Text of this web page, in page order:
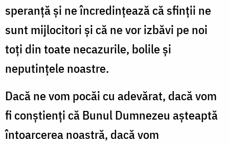
speranță și ne încredințează că sfinții ne
sunt mijlocitori și că ne vor izbăvi pe noi
toți din toate necazurile, bolile și
neputințele noastre.
Dacă ne vom pocăi cu adevărat, dacă vom
fi conștienți că Bunul Dumnezeu așteaptă
întoarcerea noastră, dacă vom